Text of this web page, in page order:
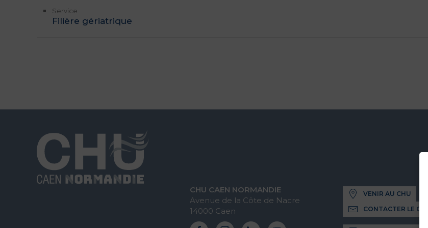
Service
Filière gériatrique
CHU CAEN NORMANDIE
Avenue de la Côte de Nacre
14000 Caen
VENIR AU CHU
CONTACTER LE CHU